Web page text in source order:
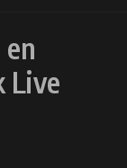
Live